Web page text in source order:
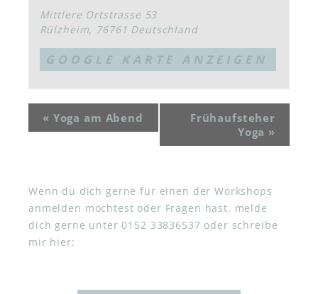
Mittlere Ortstrasse 53
Rülzheim, 76761 Deutschland
GOOGLE KARTE ANZEIGEN
« Yoga am Abend
Frühaufsteher
Yoga »
Wenn du dich gerne für einen der Workshops
anmelden möchtest oder Fragen hast, melde
dich gerne unter 0152 33836537 oder schreibe
mir hier: